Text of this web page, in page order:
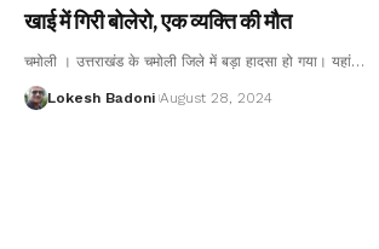
खाई में गिरी बोलेरो, एक व्यक्ति की मौत
चमोली । उत्तराखंड के चमोली जिले में बड़ा हादसा हो गया। यहां…
Lokesh Badoni August 28, 2024